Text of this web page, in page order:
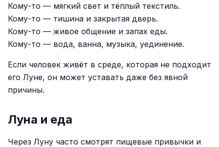
Кому-то — мягкий свет и тёплый текстиль.
Кому-то — тишина и закрытая дверь.
Кому-то — живое общение и запах еды.
Кому-то — вода, ванна, музыка, уединение.
Если человек живёт в среде, которая не подходит
его Луне, он может уставать даже без явной
причины.
Луна и еда
Через Луну часто смотрят пищевые привычки и